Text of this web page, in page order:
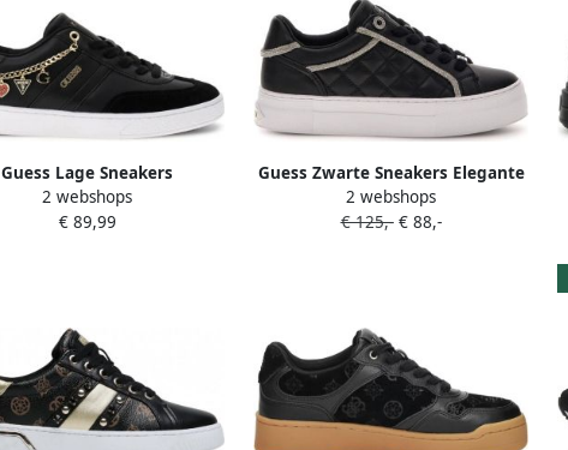
Guess Lage Sneakers
FLTNAOLEA12BLACK
2 webshops
€ 89,99
Guess Zwarte Sneakers Elegante
en veelzijdige stijl Black Dames
2 webshops
€ 125,-€ 88,-